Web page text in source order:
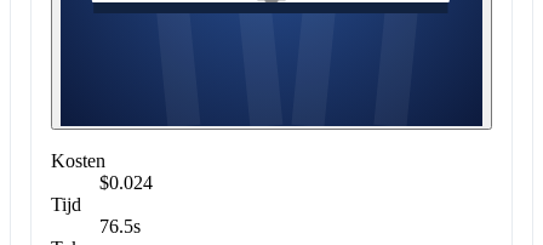
Kosten
$0.024
Tijd
76.5s